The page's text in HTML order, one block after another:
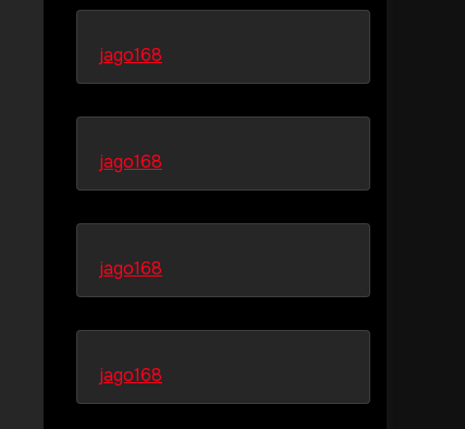
jago168
jago168
jago168
jago168